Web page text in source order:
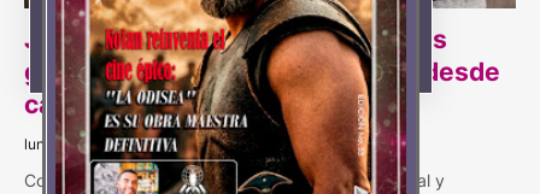
JBL invita a vivir la emoción de los
grandes encuentros deportivos desde
casa
lunes, junio 15, 2026
Con tecnología envolvente, sonido multidimensional y